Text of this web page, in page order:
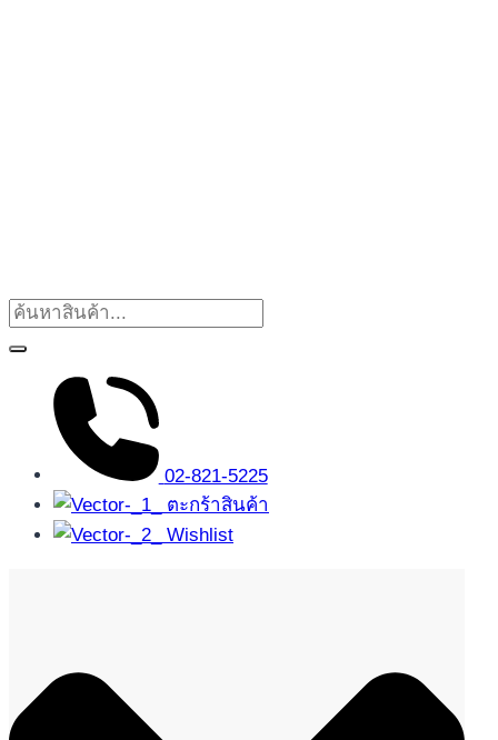
02-821-5225
ตะกร้าสินค้า
Wishlist